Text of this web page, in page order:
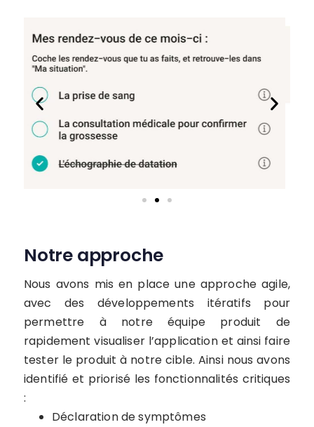
Notre approche
Nous avons mis en place une approche agile,
avec des développements itératifs pour
permettre à notre équipe produit de
rapidement visualiser l’application et ainsi faire
tester le produit à notre cible. Ainsi nous avons
identifié et priorisé les fonctionnalités critiques
:
Déclaration de symptômes